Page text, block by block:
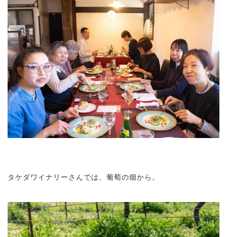
タケダワイナリーさんでは、葡萄の畑から。